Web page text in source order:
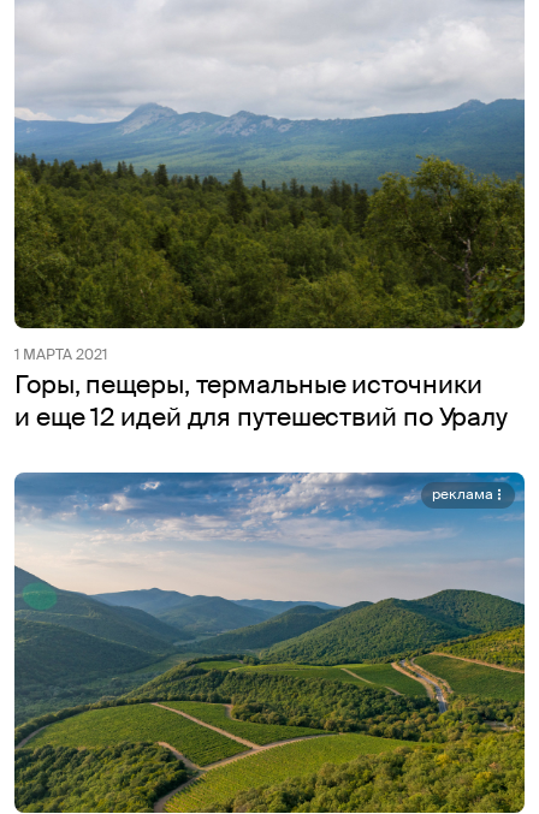
1 МАРТА 2021
Горы, пещеры, термальные источники
и еще 12 идей для путешествий по Уралу
реклама